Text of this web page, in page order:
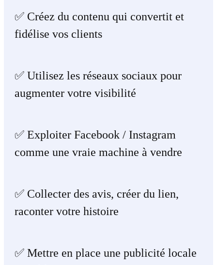
✅ Créez du contenu qui convertit et
fidélise vos clients
✅ Utilisez les réseaux sociaux pour
augmenter votre visibilité
✅ Exploiter Facebook / Instagram
comme une vraie machine à vendre
✅ Collecter des avis, créer du lien,
raconter votre histoire
✅ Mettre en place une publicité locale